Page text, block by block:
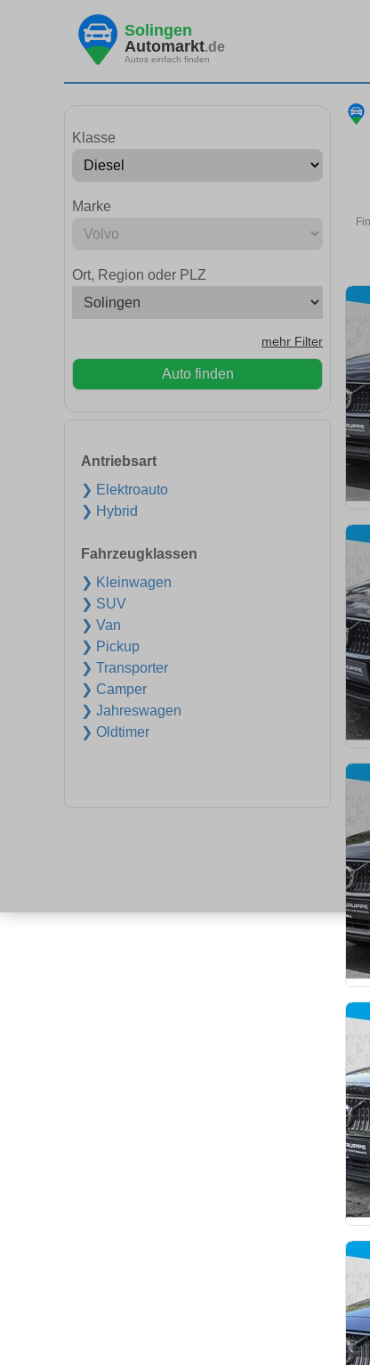
Solingen
Automarkt.de
Autos einfach finden
Klasse
Marke
Ort, Region oder PLZ
mehr Filter
Auto finden
Antriebsart
❯ Elektroauto
❯ Hybrid
Fahrzeugklassen
❯ Kleinwagen
❯ SUV
❯ Van
❯ Pickup
❯ Transporter
❯ Camper
❯ Jahreswagen
❯ Oldtimer